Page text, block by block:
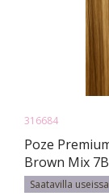
316684
Poze
Brown Mix
Saatavilla